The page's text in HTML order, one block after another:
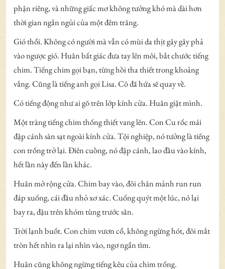
phận riêng, và những giấc mơ không tưởng khó mà dài hơn
thời gian ngắn ngủi của một đêm trăng.
Gió thổi. Không có người mà vẫn có mùi da thịt gây gây phả
vào ngược gió. Huân bất giác đưa tay lên môi, bắt chước tiếng
chim. Tiếng chim gọi bạn, từng hồi tha thiết trong khoảng
vắng. Cũng là tiếng anh gọi Lisa. Cô đã hứa sẽ quay về.
Có tiếng động như ai gõ trên lớp kính cửa. Huân giật mình.
Một tràng tiếng chim thống thiết vang lên. Con Cu rốc mái
đập cánh sàn sạt ngoài kính cửa. Tội nghiệp, nó tưởng là tiếng
con trống trở lại. Điên cuồng, nó đập cánh, lao đầu vào kính,
hết lần này đến lần khác.
Huân mở rộng cửa. Chim bay vào, đôi chân mảnh run run
đáp xuống, cái đầu nhỏ xơ xác. Cuống quýt một lúc, nó lại
bay ra, đậu trên khóm tùng trước sân.
Trời lạnh buốt. Con chim vươn cổ, không ngừng hót, đôi mắt
tròn hết nhìn ra lại nhìn vào, ngơ ngẩn tìm.
Huân cũng không ngừng tiếng kêu của chim trống.